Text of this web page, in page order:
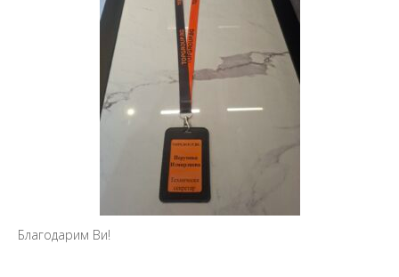
Благодарим Ви!